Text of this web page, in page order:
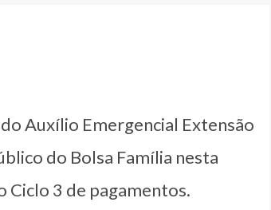
Auxílio Emergencial Extensão
do Bolsa Família nesta
3 de pagamentos.